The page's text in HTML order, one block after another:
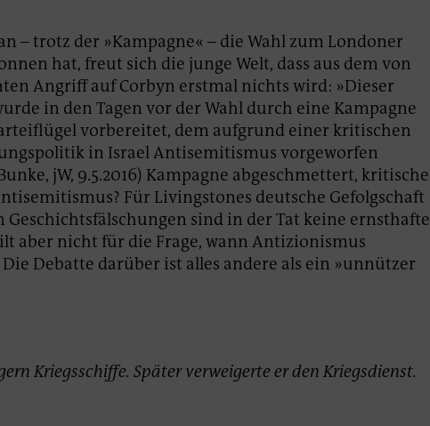
– trotz der »Kampagne« – die Wahl zum Londoner
hat, freut sich die junge Welt, dass aus dem von
Angriff auf Corbyn erstmal nichts wird: »Dieser
in den Tagen vor der Wahl durch eine Kampagne
vorbereitet, dem aufgrund einer kritischen
in Israel Antisemitismus vorgeworfen
jW, 9.5.2016) Kampagne abgeschmettert, kritische
Für Livingstones deutsche Gefolgschaft
Geschichtsfälschungen sind in der Tat keine ernsthafte
aber nicht für die Frage, wann Antizionismus
Debatte darüber ist alles andere als ein »unnützer
Kriegsschiffe. Später verweigerte er den Kriegsdienst.